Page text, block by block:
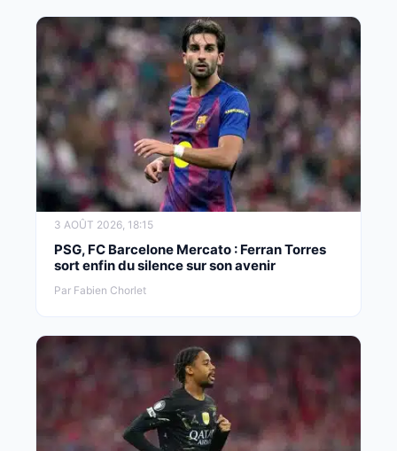
3 AOÛT 2026, 18:15
PSG, FC Barcelone Mercato : Ferran Torres
sort enfin du silence sur son avenir
Par Fabien Chorlet